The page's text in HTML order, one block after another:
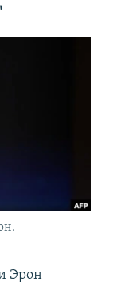
Эрон